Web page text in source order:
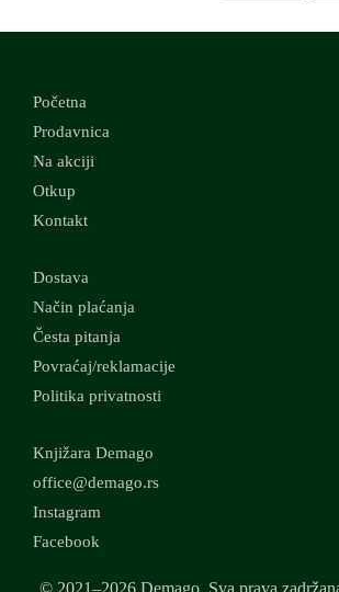
Početna
Prodavnica
Na akciji
Otkup
Kontakt
Dostava
Način plaćanja
Česta pitanja
Povraćaj/reklamacije
Politika privatnosti
Knjižara Demago
office@demago.rs
Instagram
Facebook
© 2021–2026 Demago. Sva prava